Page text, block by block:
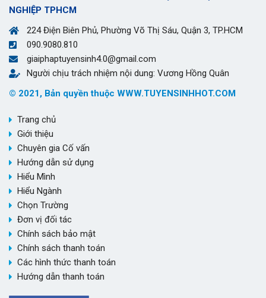
NGHIỆP TPHCM
224 Điện Biên Phủ, Phường Võ Thị Sáu, Quận 3, TP.HCM
090.9080.810
giaiphaptuyensinh4.0@gmail.com
Người chịu trách nhiệm nội dung: Vương Hồng Quân
© 2021, Bản quyền thuộc WWW.TUYENSINHHOT.COM
Trang chủ
Giới thiệu
Chuyên gia Cố vấn
Hướng dẫn sử dụng
Hiểu Mình
Hiểu Ngành
Chọn Trường
Đơn vị đối tác
Chính sách bảo mật
Chính sách thanh toán
Các hình thức thanh toán
Hướng dẫn thanh toán